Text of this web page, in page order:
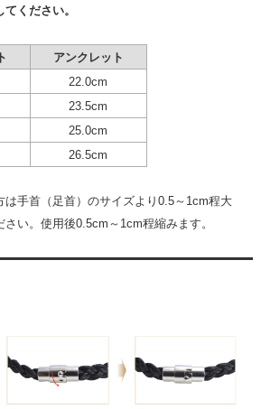
ください。
アンクレット
22.0cm
23.5cm
25.0cm
26.5cm
は手首（足首）のサイズより0.5～1cm程大
い。使用後0.5cm～1cm程縮みます。